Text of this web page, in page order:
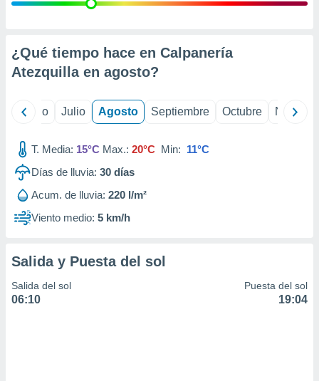
e
mediante
de
1199
¿Qué tiempo hace en Calpanería
Atezquilla en agosto?
Junio Julio Agosto Septiembre Octubre
T. Media: 15°C Max.: 20°C Min: 11°C
Días de lluvia: 30 días
Acum. de lluvia: 220 l/m²
Viento medio: 5 km/h
Salida y Puesta del sol
Salida del sol
06:10
Puesta del sol
19:04